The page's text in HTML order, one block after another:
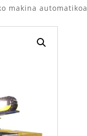
makina automatikoa